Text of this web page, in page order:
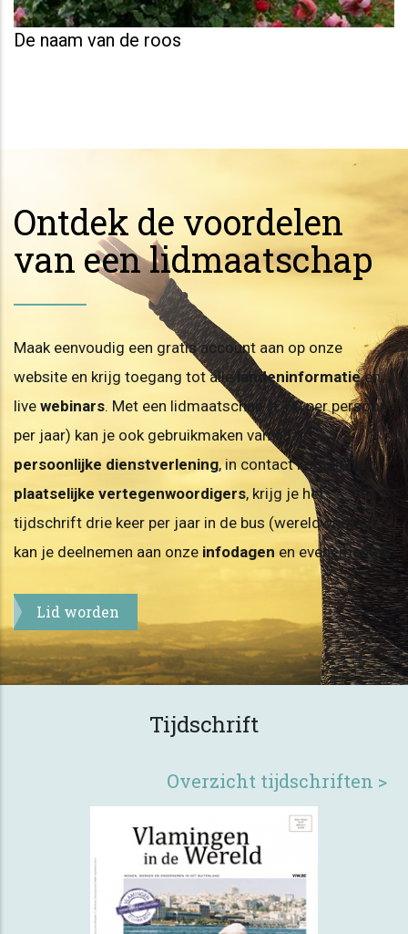
De naam van de roos
Ontdek de voordelen
van een lidmaatschap
Maak eenvoudig een gratis account aan op onze
website en krijg toegang tot alle landeninformatieen
live webinars. Met een lidmaatschap (€ 60 per persoon
per jaar) kan je ook gebruikmaken van onze
persoonlijke dienstverlening, in contact komen met
plaatselijke vertegenwoordigers, krijg je het
tijdschrift drie keer per jaar in de bus (wereldwijd) en
kan je deelnemen aan onze infodagen en evenementen.
Lid worden
Tijdschrift
Overzicht tijdschriften >